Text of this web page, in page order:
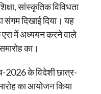
सांस्कृतिक विविधता
संगम दिखाई दिया। यह
में अध्ययन करने वाले
का।
2026 के विदेशी छात्र-
का आयोजन किया